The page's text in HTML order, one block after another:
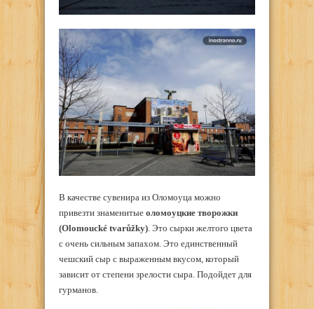
В качестве сувенира из Оломоуца можно
привезти знаменитые оломоуцкие творожки
(Olomoucké tvarůžky). Это сырки желтого цвета
с очень сильным запахом. Это единственный
чешский сыр с выраженным вкусом, который
зависит от степени зрелости сыра. Подойдет для
гурманов.